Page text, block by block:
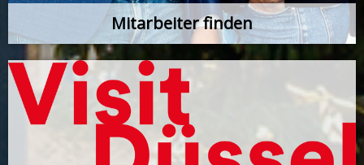
Mitarbeiter finden